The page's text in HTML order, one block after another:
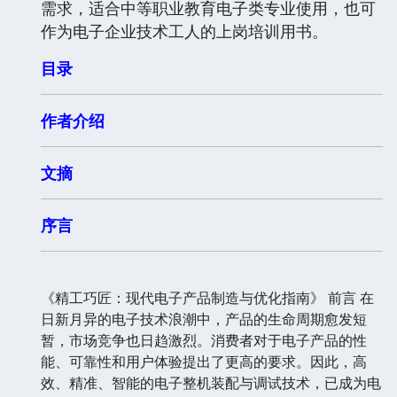
需求，适合中等职业教育电子类专业使用，也可
作为电子企业技术工人的上岗培训用书。
目录
作者介绍
文摘
序言
《精工巧匠：现代电子产品制造与优化指南》 前言 在
日新月异的电子技术浪潮中，产品的生命周期愈发短
暂，市场竞争也日趋激烈。消费者对于电子产品的性
能、可靠性和用户体验提出了更高的要求。因此，高
效、精准、智能的电子整机装配与调试技术，已成为电